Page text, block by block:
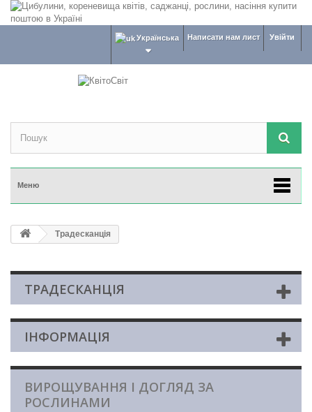
Увійти
Написати нам лист
Українська
Меню
Традесканція
ТРАДЕСКАНЦІЯ
ІНФОРМАЦІЯ
ВИРОЩУВАННЯ І ДОГЛЯД ЗА
РОСЛИНАМИ